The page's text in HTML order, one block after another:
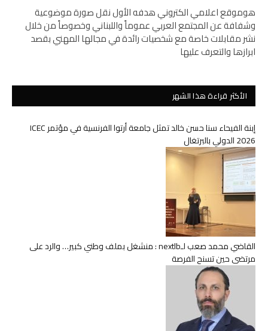
هوموقع اعلامي الكتروني هدفه الأول نقل صورة موضوعية
وشفافة عن المجتمع العربي عموماً واللبناني وخصوصاً من خلال
نشر مقابلات خاصة مع شخصيات رائدة في مجالها المهني بقصد
ابرازها والتعرف عليها
الأكثر قراءة هذا الشهر
إبنة الفيحاء سنا حسن خالد تمثل جامعة أرتوا الفرنسية في مؤتمر ICEC
2026 الدولي بالبرتغال
القاضي محمد صعب لـnextlb : منشغل بملف وطني كبير… والرد على
مرتضى حين تسنح الفرصة